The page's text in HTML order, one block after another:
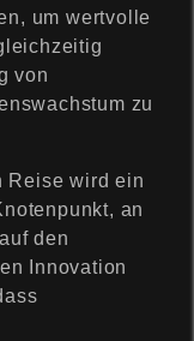
um wertvolle
von
zu
Reise wird ein
an
den
Innovation